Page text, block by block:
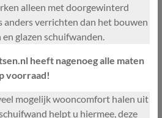
alleen met doorgewinterd
anders verrichten dan het bouwen
glazen schuifwanden.
heeft nagenoeg alle maten
voorraad!
mogelijk wooncomfort halen uit
helpt u hiermee, deze